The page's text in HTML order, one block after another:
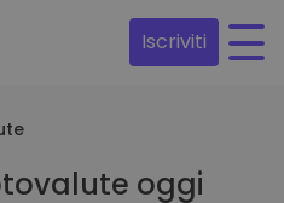
Iscriviti
oggi